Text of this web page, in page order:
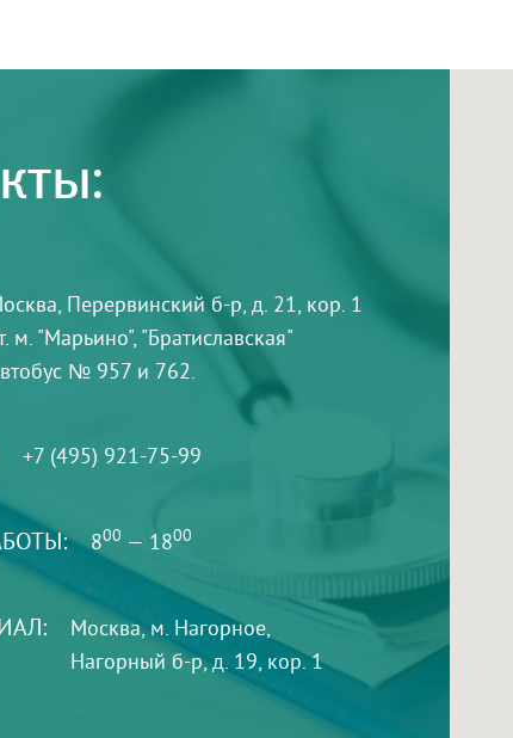
Перервинский б-р, д. 21, кор. 1
м. "Марьино", "Братиславская"
№ 957 и 762.
+7 (495) 921-75-99
800 — 1800
Москва, м. Нагорное,
Нагорный б-р, д. 19, кор. 1